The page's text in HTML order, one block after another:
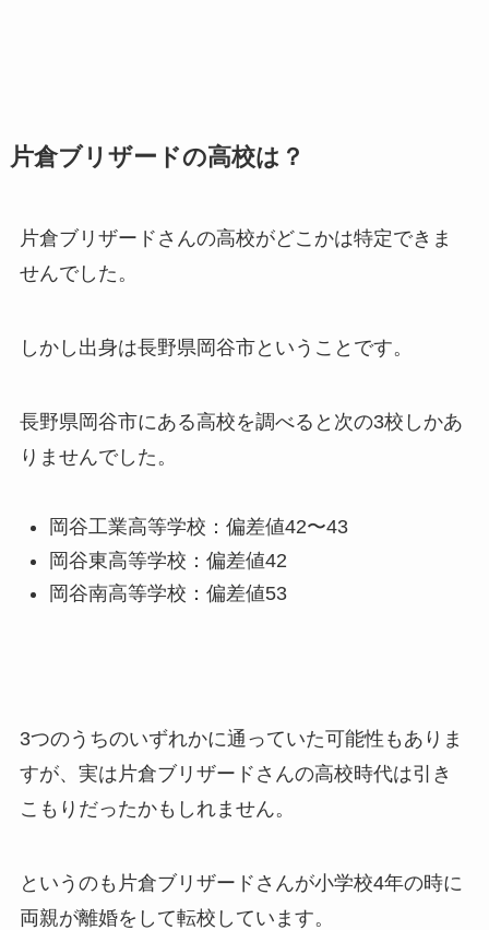
片倉ブリザードの高校は？
片倉ブリザードさんの高校がどこかは特定できま
せんでした。
しかし出身は長野県岡谷市ということです。
長野県岡谷市にある高校を調べると次の3校しかあ
りませんでした。
岡谷工業高等学校：偏差値42〜43
岡谷東高等学校：偏差値42
岡谷南高等学校：偏差値53
3つのうちのいずれかに通っていた可能性もありま
すが、実は片倉ブリザードさんの高校時代は引き
こもりだったかもしれません。
というのも片倉ブリザードさんが小学校4年の時に
両親が離婚をして転校しています。